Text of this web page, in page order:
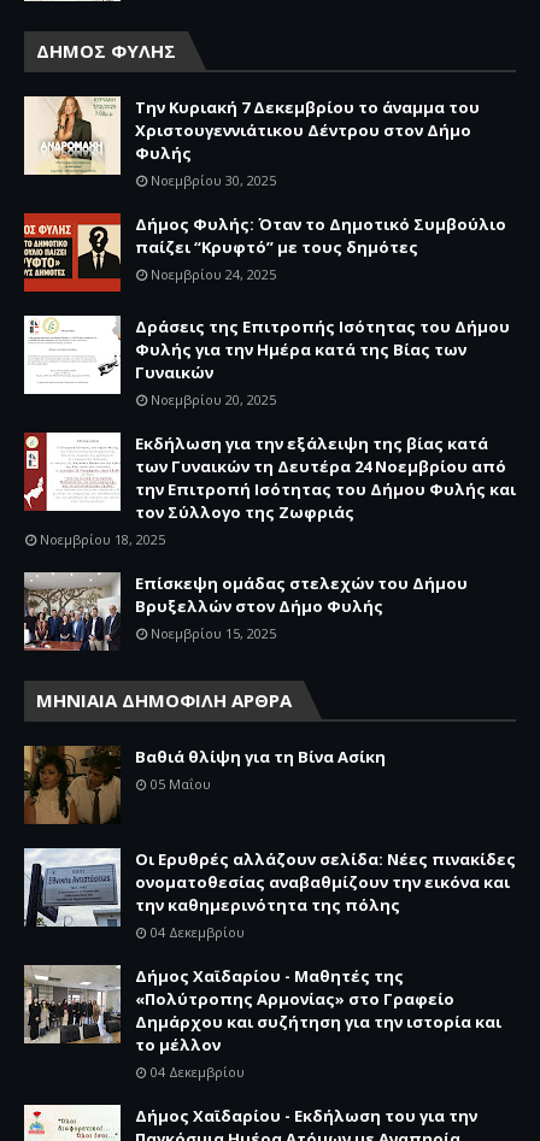
ΔΗΜΟΣ ΦΥΛΗΣ
Την Κυριακή 7 Δεκεμβρίου το άναμμα του
Χριστουγεννιάτικου Δέντρου στον Δήμο
Φυλής
Νοεμβρίου 30, 2025
Δήμος Φυλής: Όταν το Δημοτικό Συμβούλιο
παίζει “Κρυφτό” με τους δημότες
Νοεμβρίου 24, 2025
Δράσεις της Επιτροπής Ισότητας του Δήμου
Φυλής για την Ημέρα κατά της Βίας των
Γυναικών
Νοεμβρίου 20, 2025
Εκδήλωση για την εξάλειψη της βίας κατά
των Γυναικών τη Δευτέρα 24 Νοεμβρίου από
την Επιτροπή Ισότητας του Δήμου Φυλής και
τον Σύλλογο της Ζωφριάς
Νοεμβρίου 18, 2025
Επίσκεψη ομάδας στελεχών του Δήμου
Βρυξελλών στον Δήμο Φυλής
Νοεμβρίου 15, 2025
ΜΗΝΙΑΙΑ ΔΗΜΟΦΙΛΗ ΑΡΘΡΑ
Βαθιά θλίψη για τη Βίνα Ασίκη
05 Μαΐου
Οι Ερυθρές αλλάζουν σελίδα: Νέες πινακίδες
ονοματοθεσίας αναβαθμίζουν την εικόνα και
την καθημερινότητα της πόλης
04 Δεκεμβρίου
Δήμος Χαϊδαρίου - Μαθητές της
«Πολύτροπης Αρμονίας» στο Γραφείο
Δημάρχου και συζήτηση για την ιστορία και
το μέλλον
04 Δεκεμβρίου
Δήμος Χαϊδαρίου - Εκδήλωση του για την